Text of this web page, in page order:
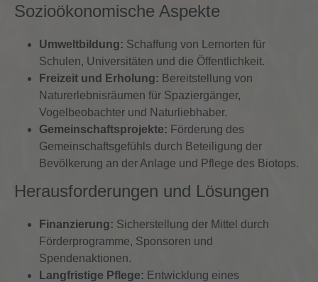
Sozioökonomische Aspekte
Umweltbildung: Schaffung von Lernorten für
Schulen, Universitäten und die Öffentlichkeit.
Freizeit und Erholung: Bereitstellung von
Naturerlebnisräumen für Spaziergänger,
Vogelbeobachter und Naturliebhaber.
Gemeinschaftsprojekte: Förderung des
Gemeinschaftsgefühls durch Beteiligung der
Bevölkerung an der Anlage und Pflege des Biotops.
Herausforderungen und Lösungen
Finanzierung: Sicherstellung der Mittel durch
Förderprogramme, Sponsoren und
Spendenaktionen.
Langfristige Pflege: Entwicklung eines